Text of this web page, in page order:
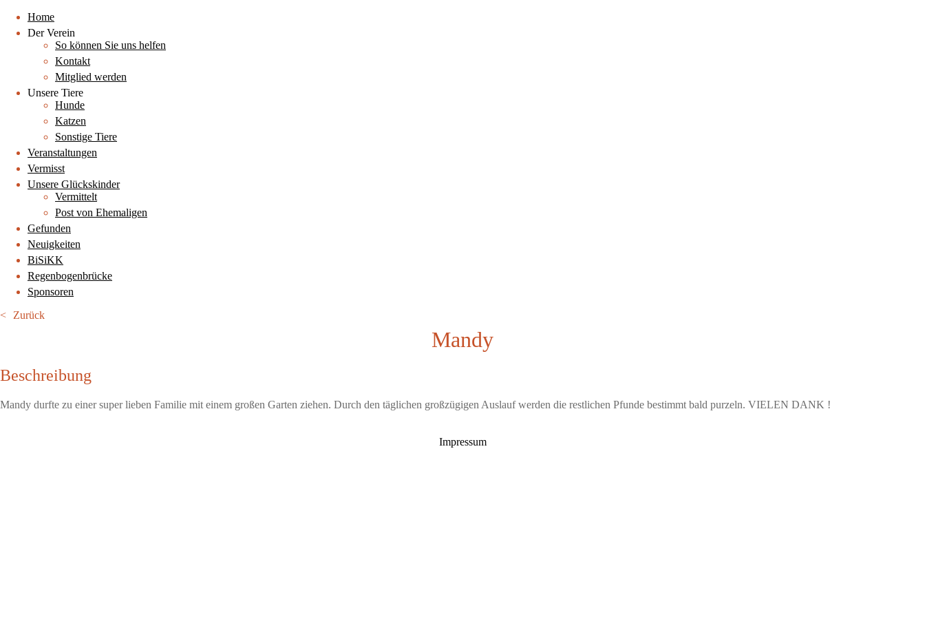
Home
Der Verein
So können Sie uns helfen
Kontakt
Mitglied werden
Unsere Tiere
Hunde
Katzen
Sonstige Tiere
Veranstaltungen
Vermisst
Unsere Glückskinder
Vermittelt
Post von Ehemaligen
Gefunden
Neuigkeiten
BiSiKK
Regenbogenbrücke
Sponsoren
Zurück
Mandy
Beschreibung
Mandy durfte zu einer super lieben Familie mit einem großen Garten ziehen. Durch den täglichen großzügigen Auslauf werden die restlichen Pfunde bestimmt bald purzeln. VIELEN DANK !
Impressum